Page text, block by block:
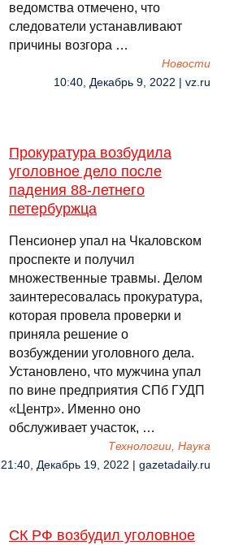
ведомства отмечено, что
следователи устанавливают
причины возгора …
Новости
10:40, Декабрь 9, 2022 | vz.ru
Прокуратура возбудила
уголовное дело после
падения 88-летнего
петербуржца
Пенсионер упал на Чкаловском
проспекте и получил
множественные травмы. Делом
заинтересовалась прокуратура,
которая провела проверки и
приняла решение о
возбуждении уголовного дела.
Установлено, что мужчина упал
по вине предприятия СПб ГУДП
«Центр». Именно оно
обслуживает участок, …
Технологии, Наука
21:40, Декабрь 19, 2022 | gazetadaily.ru
СК РФ возбудил уголовное